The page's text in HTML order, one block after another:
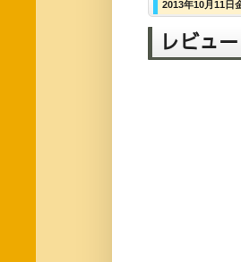
2013年10月11日
レビュ